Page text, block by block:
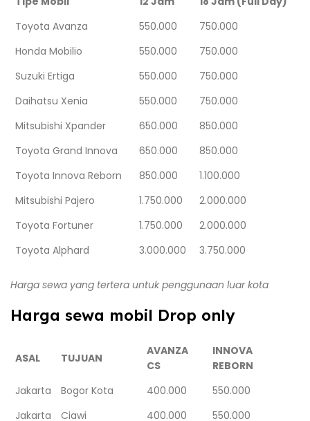
Toyota Avanza
550.000
750.000
Honda Mobilio
550.000
750.000
Suzuki Ertiga
550.000
750.000
Daihatsu Xenia
550.000
750.000
Mitsubishi Xpander
650.000
850.000
Toyota Grand Innova
650.000
850.000
Toyota Innova Reborn
850.000
1.100.000
Mitsubishi Pajero
1.750.000
2.000.000
Toyota Fortuner
1.750.000
2.000.000
Toyota Alphard
3.000.000 3.750.000
Harga sewa yang tertera untuk penggunaan luar kota
Harga sewa mobil Drop only
ASAL TUJUAN
AVANZA
CS
INNOVA
REBORN
Jakarta
Bogor Kota 400.000
550.000
Jakarta
Ciawi 400.000
550.000